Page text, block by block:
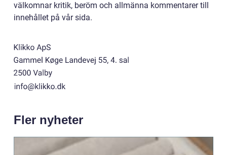
välkomnar kritik, beröm och allmänna kommentarer till
innehållet på vår sida.
Fler nyheter